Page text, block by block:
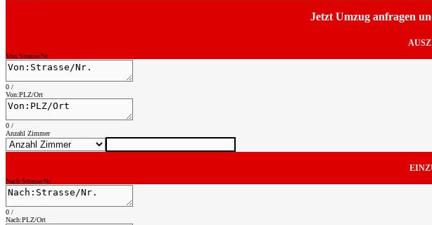
Jetzt Umzug anfragen
Von:Strasse/Nr.
0 /
Von:PLZ/Ort
0 /
Anzahl Zimmer
Nach:Strasse/Nr.
0 /
Nach:PLZ/Ort